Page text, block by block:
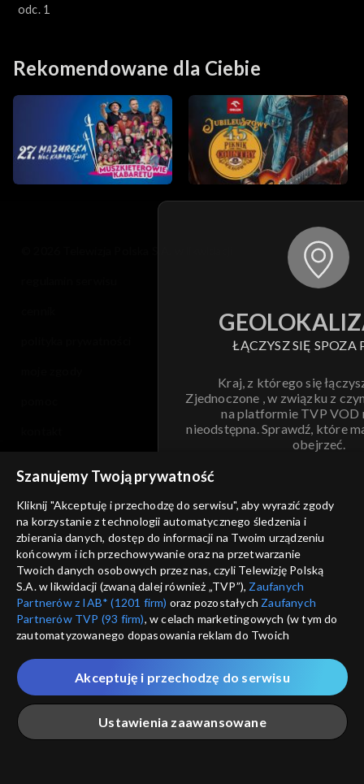
odc. 1
Rekomendowane dla Ciebie
ŁĄCZYSZ SIĘ SPOZA
Kraj, z którego się
Zjednoczone , w związku z
na platformie TVP VOD
nieodstępna. Sprawdź, które
obejrzeć.
ANULUJ
informacje o dostawcy usług
Szanujemy Twoją prywatność
Kliknij "Akceptuję i przechodzę do serwisu", aby wyrazić zgody
na korzystanie z technologii automatycznego śledzenia i
zbierania danych, dostęp do informacji na Twoim urządzeniu
końcowym i ich przechowywanie oraz na przetwarzanie
Twoich danych osobowych przez nas, czyli Telewizję Polską
S.A. w likwidacji (zwaną dalej również „TVP”), Zaufanych
Partnerów z IAB* (1201 firm) oraz pozostałych Zaufanych
Partnerów TVP (93 firm), w celach marketingowych (w tym do
zautomatyzowanego dopasowania reklam do Twoich
które wskazujemy poniżej, a także zgody na udostępnianie
przez nas identyfikatora PPID do Google.
Twoje dane osobowe zbierane podczas odwiedzania przez
Ciebie naszych
poszczególnych serwisówzwanych dalej
„Portalem”, w tym informacje zapisywane za pomocą
Ustawienia zaawansowane
Akceptuję i przechodzę do serwisu